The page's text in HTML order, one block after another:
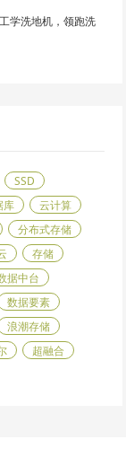
学洗地机，领跑洗
SSD
库
云计算
分布式存储
存储
据中台
数据要素
浪潮存储
超融合